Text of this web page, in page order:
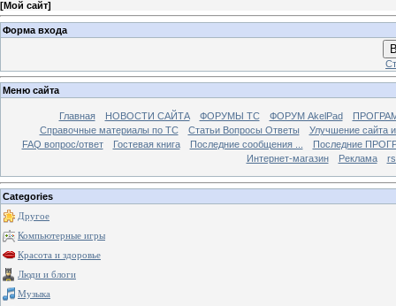
[Мой сайт]
Форма входа
Меню сайта
Главная НОВОСТИ САЙТА ФОРУМЫ TC ФОРУМ AkelPad
Справочные материалы по TС
Статьи Вопросы Ответы
Улучшение сайта
FAQ вопрос/ответ
Гостевая книга Последние сообщения ...
Последние
Интернет-магазин
Реклама
Categories
Другое
Компьютерные игры
Красота и здоровье
Люди и блоги
Музыка